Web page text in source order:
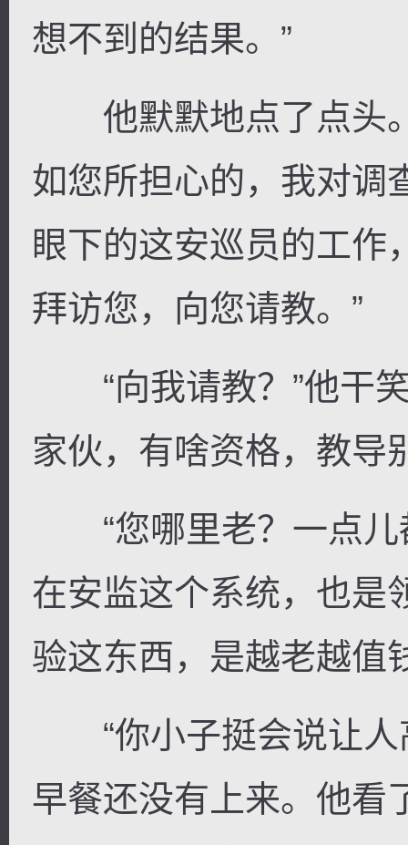
想不到的结果。”
他默默地点了点头。
如您所担心的，我对调
眼下的这安巡员的工作
拜访您，向您请教。”
“向我请教？”他干笑
家伙，有啥资格，教导
“您哪里老？一点儿
在安监这个系统，也是
验这东西，是越老越值
“你小子挺会说让人
早餐还没有上来。他看